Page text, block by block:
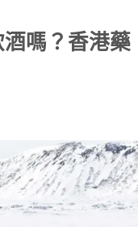
嗎？香港藥